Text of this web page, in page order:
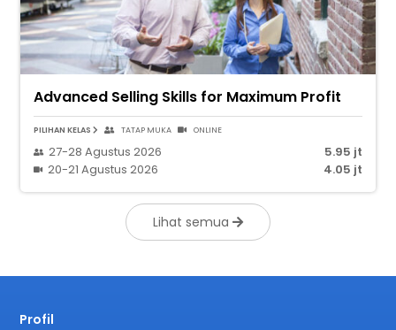
Advanced Selling Skills for Maximum Profit
PILIHAN KELAS TATAP MUKA ONLINE
27-28 Agustus 2026
5.95 jt
20-21 Agustus 2026
4.05 jt
Lihat semua
Profil